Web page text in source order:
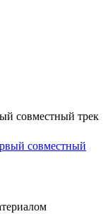
совместный трек